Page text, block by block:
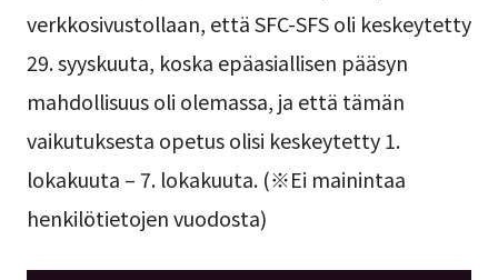
verkkosivustollaan, että SFC-SFS oli keskeytetty
29. syyskuuta, koska epäasiallisen pääsyn
mahdollisuus oli olemassa, ja että tämän
vaikutuksesta opetus olisi keskeytetty 1.
lokakuuta – 7. lokakuuta. (※Ei mainintaa
henkilötietojen vuodosta)